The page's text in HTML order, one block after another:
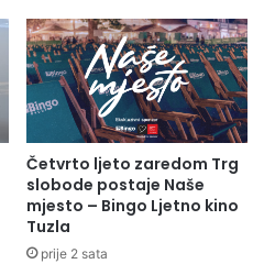
Četvrto ljeto zaredom Trg
slobode postaje Naše
mjesto – Bingo Ljetno kino
Tuzla
prije 2 sata